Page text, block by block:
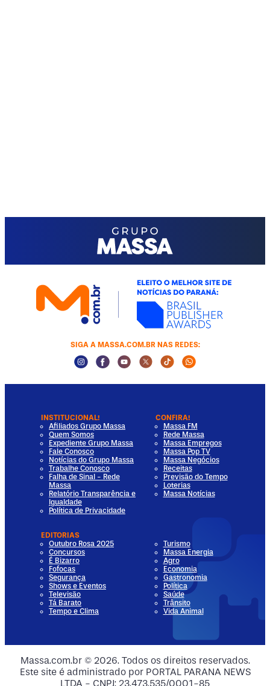
Media
Media
Media
SIGA A MASSA.COM.BR NAS REDES:
Instagram Social Media
Facebook Social Media
Youtube Social Media
Twitter Social Media
Tiktok Social Media
Whatsapp
INSTITUCIONAL!
Afiliados Grupo Massa
Quem Somos
Expediente Grupo Massa
Fale Conosco
Notícias do Grupo Massa
Trabalhe Conosco
Falha de Sinal - Rede
Massa
Relatório Transparência e
Igualdade
Política de Privacidade
CONFIRA!
Massa FM
Rede Massa
Massa Empregos
Massa Pop TV
Massa Negócios
Receitas
Previsão do Tempo
Loterias
Massa Notícias
EDITORIAS
Outubro Rosa 2025
Concursos
É Bizarro
Fofocas
Segurança
Shows e Eventos
Televisão
Tá Barato
Tempo e Clima
Turismo
Massa Energia
Agro
Economia
Gastronomia
Política
Saúde
Trânsito
Vida Animal
Massa.com.br © 2026. Todos os direitos reservados.
Este site é administrado por PORTAL PARANA NEWS
LTDA - CNPJ: 23.473.535/0001-85